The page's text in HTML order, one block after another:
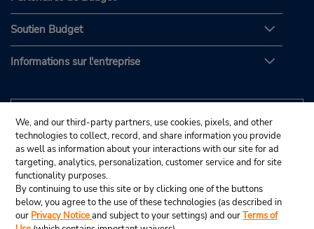
Soutien Budget
Informations sur l'entreprise
We, and our third-party partners, use cookies, pixels, and other
technologies to collect, record, and share information you provide
as well as information about your interactions with our site for ad
targeting, analytics, personalization, customer service and for site
functionality purposes.
By continuing to use this site or by clicking one of the buttons
below, you agree to the use of these technologies (as described in
our Privacy Noticeand subject to your settings) and ourTerms of